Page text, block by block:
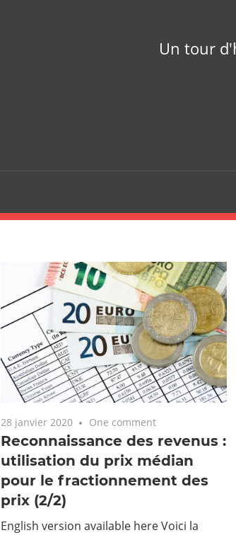
Un tour
28 janvier 2020 One comment
Reconnaissance des revenus :
utilisation du prix médian
pour le fractionnement des
prix (2/2)
English version available here Voici la